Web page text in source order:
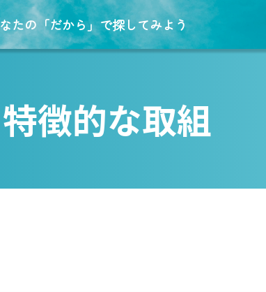
たの「だから」で探してみよう
特徴的な取組